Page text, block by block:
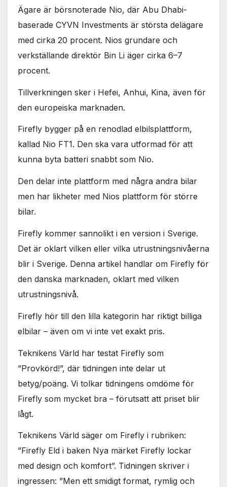
Ägare är börsnoterade Nio, där Abu Dhabi-
baserade CYVN Investments är största delägare
med cirka 20 procent. Nios grundare och
verkställande direktör Bin Li äger cirka 6–7
procent.
Tillverkningen sker i Hefei, Anhui, Kina, även för
den europeiska marknaden.
Firefly bygger på en renodlad elbilsplattform,
kallad Nio FT1. Den ska vara utformad för att
kunna byta batteri snabbt som Nio.
Den delar inte plattform med några andra bilar
men har likheter med Nios plattform för större
bilar.
Firefly kommer sannolikt i en version i Sverige.
Det är oklart vilken eller vilka utrustningsnivåerna
blir i Sverige. Denna artikel handlar om Firefly för
den danska marknaden, oklart med vilken
utrustningsnivå.
Firefly hör till den lilla kategorin har riktigt billiga
elbilar – även om vi inte vet exakt pris.
Teknikens Värld har testat Firefly som
”Provkörd!”, där tidningen inte delar ut
betyg/poäng. Vi tolkar tidningens omdöme för
Firefly som mycket bra – förutsatt att priset blir
lågt.
Teknikens Värld säger om Firefly i rubriken:
”Firefly Eld i baken Nya märket Firefly lockar
med design och komfort”. Tidningen skriver i
ingressen: ”Men ett smidigt format, rymlig och